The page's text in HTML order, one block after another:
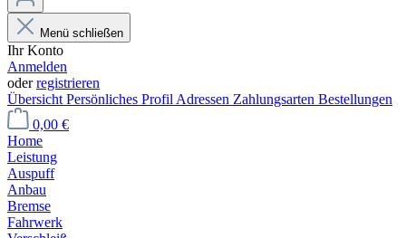
Menü schließen
Ihr Konto
Anmelden
oderregistrieren
Übersicht Persönliches Profil Adressen Zahlungsarten Bestellungen
0,00 €
Home
Leistung
Auspuff
Anbau
Bremse
Fahrwerk